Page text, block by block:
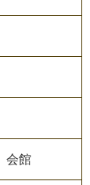
会館